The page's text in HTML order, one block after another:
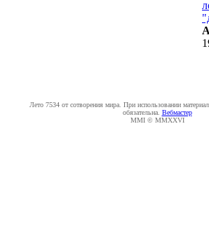
Лето 7534 от сотворения мира. При использовании
обязательна. Вебмастер
MMI © MMXXVI